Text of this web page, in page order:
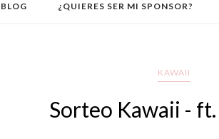
BLOG ¿QUIERES SER MI SPONSOR?
KAWAII
Sorteo Kawaii -